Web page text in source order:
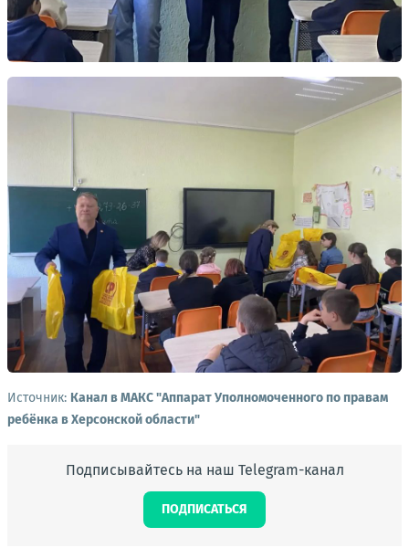
Источник: Канал в МАКС "Аппарат Уполномоченного по правам
ребёнка в Херсонской области"
Подписывайтесь на наш Telegram-канал
ПОДПИСАТЬСЯ